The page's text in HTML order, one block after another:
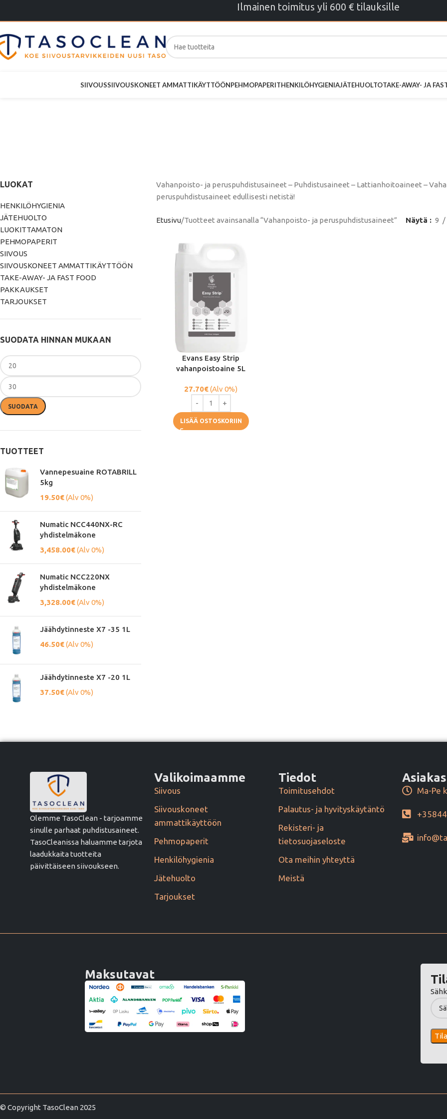
Ilmainen toimitus yli 600 € tilauksille
SIIVOUSSIIVOUSKONEET AMMATTIKÄYTTÖÖNPEHMOPAPERITHENKILÖHYGIENIAJÄTEHUOLTOTAKE-AWAY- JA
LUOKAT
HENKILÖHYGIENIA
JÄTEHUOLTO
LUOKITTAMATON
PEHMOPAPERIT
SIIVOUS
SIIVOUSKONEET AMMATTIKÄYTTÖÖN
TAKE-AWAY- JA FAST FOOD
PAKKAUKSET
TARJOUKSET
SUODATA HINNAN MUKAAN
SUODATA
TUOTTEET
Vannepesuaine ROTABRILL
5kg
19.50€(Alv 0%)
Numatic NCC440NX-RC
yhdistelmäkone
3,458.00€(Alv 0%)
Numatic NCC220NX
yhdistelmäkone
3,328.00€(Alv 0%)
Jäähdytinneste X7 -35 1L
46.50€(Alv 0%)
Jäähdytinneste X7 -20 1L
37.50€(Alv 0%)
Vahanpoisto- ja peruspuhdistusaineet – Puhdistusaineet – Lattianhoitoaineet –
peruspuhdistusaineet edullisesti netistä!
Etusivu Tuotteet avainsanalla “Vahanpoisto- ja peruspuhdistusaineet” Näytä 9
Evans Easy Strip
vahanpoistoaine 5L
27.70€(Alv 0%)
LISÄÄ OSTOSKORIIN
Olemme TasoClean - tarjoamme
sinulle parhaat puhdistusaineet.
TasoCleanissa haluamme tarjota
laadukkaita tuotteita
päivittäiseen siivoukseen.
Valikoimaamme
Siivous
Siivouskoneet
ammattikäyttöön
Pehmopaperit
Henkilöhygienia
Jätehuolto
Tarjoukset
Tiedot
Toimitusehdot
Palautus- ja hyvityskäytäntö
Rekisteri- ja
tietosuojaseloste
Ota meihin yhteyttä
Meistä
Ma-Pe
Maksutavat
© Copyright TasoClean 2025